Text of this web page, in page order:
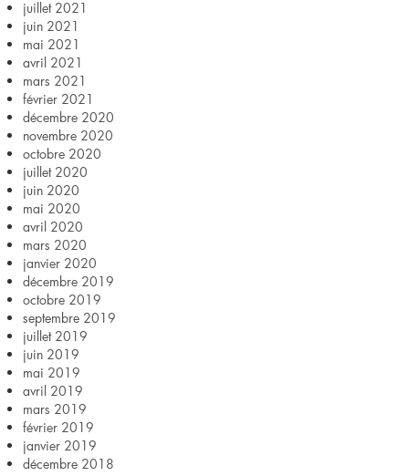
juillet 2021
juin 2021
mai 2021
avril 2021
mars 2021
février 2021
décembre 2020
novembre 2020
octobre 2020
juillet 2020
juin 2020
mai 2020
avril 2020
mars 2020
janvier 2020
décembre 2019
octobre 2019
septembre 2019
juillet 2019
juin 2019
mai 2019
avril 2019
mars 2019
février 2019
janvier 2019
décembre 2018